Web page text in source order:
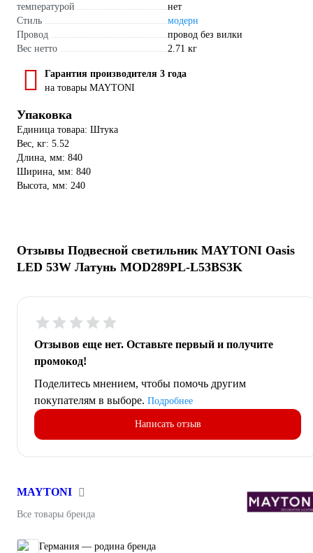
температурой
нет
Стиль
модерн
Провод
провод без вилки
Вес нетто
2.71 кг
Гарантия производителя 3 года
на товары MAYTONI
Упаковка
Единица товара: Штука
Вес, кг: 5.52
Длина, мм: 840
Ширина, мм: 840
Высота, мм: 240
Отзывы Подвесной светильник MAYTONI Oasis
LED 53W Латунь MOD289PL-L53BS3K
Отзывов еще нет. Оставьте первый и получите
промокод!
Поделитесь мнением, чтобы помочь другим
покупателям в выборе. Подробнее
Написать отзыв
MAYTONI
Все товары бренда
Германия — родина бренда